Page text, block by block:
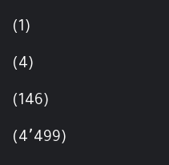
(1)
(4)
(146)
(4٬499)